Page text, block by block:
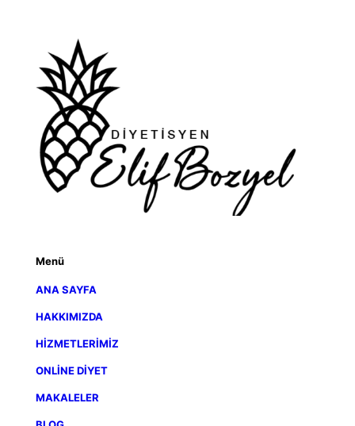
Menü
ANA SAYFA
HAKKIMIZDA
HİZMETLERİMİZ
ONLİNE DİYET
MAKALELER